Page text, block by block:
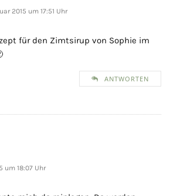
2015 um 17:51 Uhr
für den Zimtsirup von Sophie im
ANTWORTEN
um 18:07 Uhr